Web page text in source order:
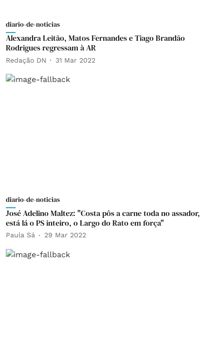
diario-de-noticias
Alexandra Leitão, Matos Fernandes e Tiago Brandão
Rodrigues regressam à AR
Redação DN 31 Mar 2022
diario-de-noticias
José Adelino Maltez: "Costa pôs a carne toda no assador,
está lá o PS inteiro, o Largo do Rato em força"
Paula Sá 29 Mar 2022